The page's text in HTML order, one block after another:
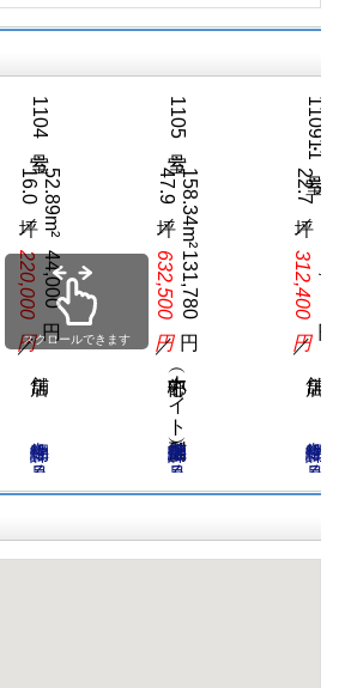
1104号室
16.0坪／52.89m²
220,000円
／
44,000円
物件詳細を見る
1105号室
47.9坪／158.34m²
632,500円
／
131,780円
中心部（ナイト型店舗）
物件詳細を見る
1109・11号室
22.7坪／75.03m²
312,400円
／
62,480円
物件詳細を見る
スクロールできます